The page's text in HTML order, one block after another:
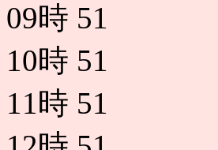
09時 51
10時 51
11時 51